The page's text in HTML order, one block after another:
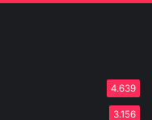
4.639
3.156